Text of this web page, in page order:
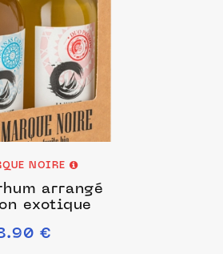
NOIRE
arrangé
exotique
€